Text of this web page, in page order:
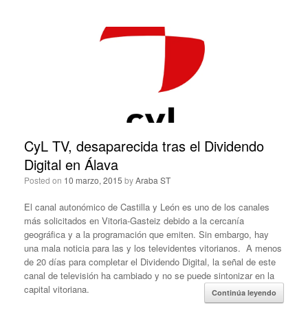
CyL TV, desaparecida tras el Dividendo
Digital en Álava
Posted on 10 marzo, 2015 byAraba ST
El canal autonómico de Castilla y León es uno de los canales
más solicitados en Vitoria-Gasteiz debido a la cercanía
geográfica y a la programación que emiten. Sin embargo, hay
una mala noticia para las y los televidentes vitorianos. A menos
de 20 días para completar el Dividendo Digital, la señal de este
canal de televisión ha cambiado y no se puede sintonizar en la
capital vitoriana.
Continúa leyendo